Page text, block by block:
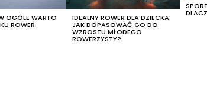
OGÓLE WARTO
ROWER
IDEALNY ROWER DLA DZIECKA:
JAK DOPASOWAĆ GO DO
WZROSTU MŁODEGO
ROWERZYSTY?